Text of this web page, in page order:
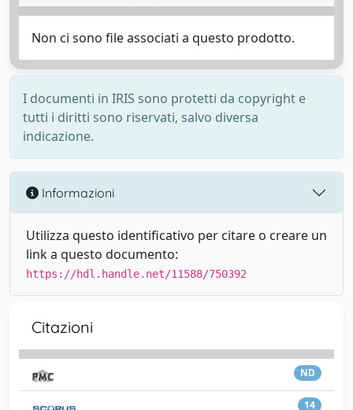
Non ci sono file associati a questo prodotto.
I documenti in IRIS sono protetti da copyright e
tutti i diritti sono riservati, salvo diversa
indicazione.
Informazioni
Utilizza questo identificativo per citare o creare un
link a questo documento:
https://hdl.handle.net/11588/750392
Citazioni
ND
14